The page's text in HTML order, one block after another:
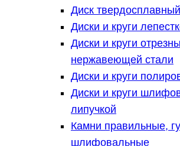
Диск
Диски и круги
Диски и круги
нержавеющей стали
Диски и круги
Диски и круги
липучкой
Камни правильные,
шлифовальные